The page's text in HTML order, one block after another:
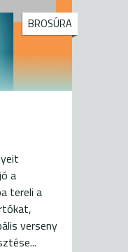
BROSÚRA
a
tereli a
verseny